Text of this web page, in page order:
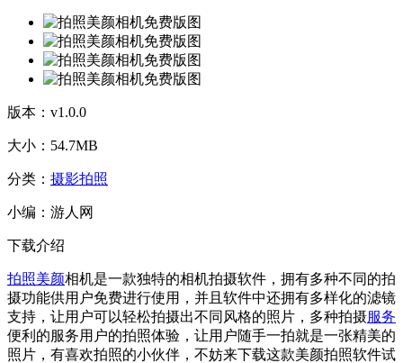
版本： v1.0.0
大小： 54.7MB
分类： 摄影拍照
小编： 游人网
下载介绍
拍照美颜相机是一款独特的相机拍摄软件，拥有多种不同的拍
摄功能供用户免费进行使用，并且软件中还拥有多样化的滤镜
支持，让用户可以轻松拍摄出不同风格的照片，多种拍摄服务
便利的服务用户的拍照体验，让用户随手一拍就是一张精美的
照片，有喜欢拍照的小伙伴，不妨来下载这款美颜拍照软件试